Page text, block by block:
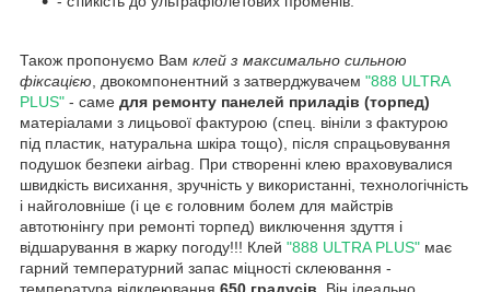
Також пропонуємо Вам клей з максимально сильною
фіксацією , двокомпонентний з затверджувачем "888 ULTRA
PLUS" - саме для ремонту панелей приладів (торпед)
матеріалами з лицьової фактурою (спец. вініли з фактурою
під пластик, натуральна шкіра тощо), після спрацьовування
подушок безпеки airbag. При створенні клею враховувалися
швидкість висихання, зручність у використанні, технологічність
і найголовніше (і це є головним болем для майстрів
автотюнінгу при ремонті торпед) виключення здуття і
відшарування в жарку погоду!!! Клей "888 ULTRA PLUS" має
гарний температурний запас міцності склеювання -